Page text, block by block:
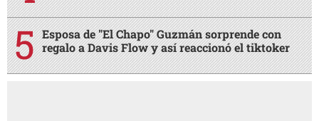
Esposa de "El Chapo" Guzmán sorprende con
regalo a Davis Flow y así reaccionó el tiktoker